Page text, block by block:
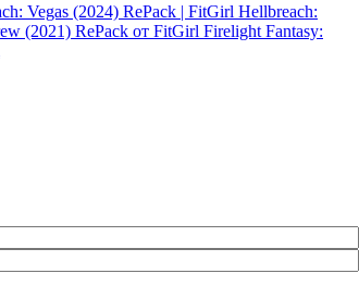
Hellbreach:
Firelight Fantasy: